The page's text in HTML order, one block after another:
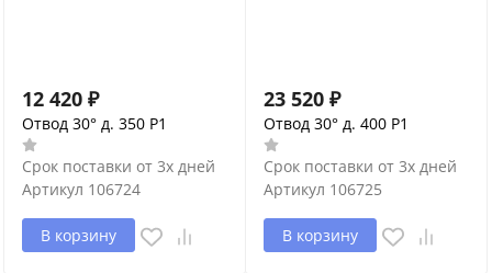
12 420 ₽
Отвод 30° д. 350 P1
Срок поставки от 3х дней
Артикул 106724
В корзину
23 520 ₽
Отвод 30° д. 400 P1
Срок поставки от 3х дней
Артикул 106725
В корзину